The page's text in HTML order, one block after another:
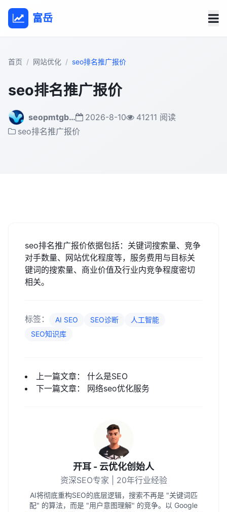
富岳
首页 网站优化 seo排名推广报价
seo排名推广报价
seopmtgb… 2026-8-10
41211 阅读
seo排名推广报价
seo排名推广报价依据包括：关键词搜索量、竞争
对手数量、网站优化程度等，服务费用与目标关
键词的搜索量、商业价值及行业内竞争程度密切
相关。
标签： AI SEO SEO诊断
人工智能
SEO知识库
上一篇文章： 什么是SEO
下一篇文章： 网络seo优化服务
开耳 - 云优化创始人
资深SEO专家 | 20年行业经验
AI将彻底重构SEO的底层逻辑，搜索不再是 "关键词匹
配" 的算法，而是 "用户意图理解" 的竞争。以 Google